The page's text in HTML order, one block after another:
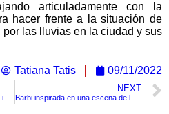
articuladamente con la
hacer frente a la situación de
por las lluvias en la ciudad y sus
Tatiana Tatis 09/11/2022
NEXT
Barbi inspirada en una escena de la nueva canción Monotonía de Shakira causa polémica.